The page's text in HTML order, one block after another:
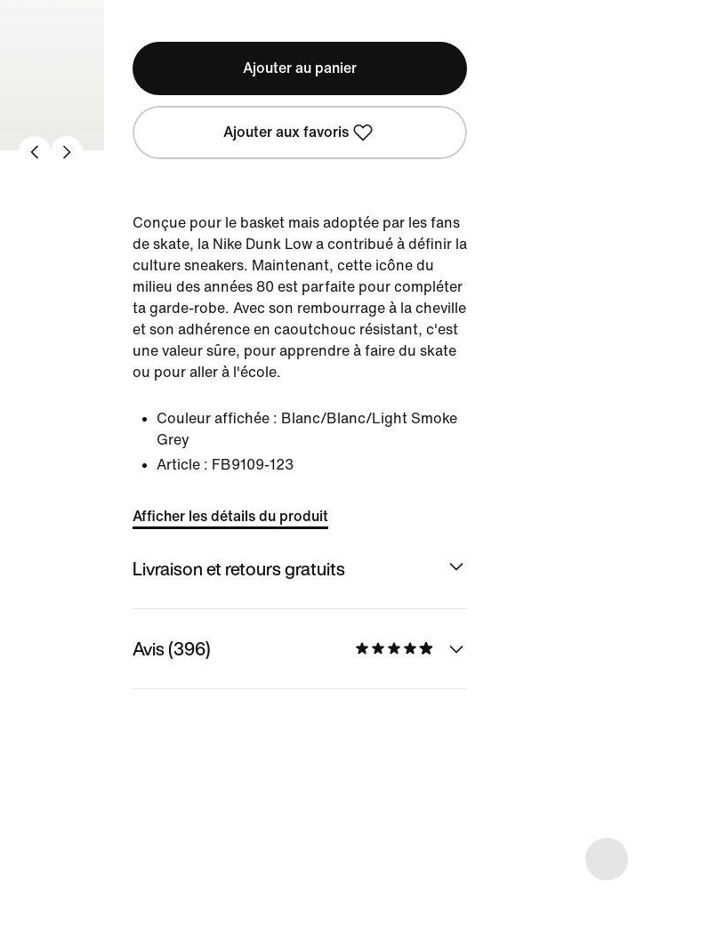
Ajouter au panier
Ajouter aux favoris
Conçue pour le basket mais adoptée par les fans
de skate, la Nike Dunk Low a contribué à définir la
culture sneakers. Maintenant, cette icône du
milieu des années 80 est parfaite pour compléter
ta garde-robe. Avec son rembourrage à la cheville
et son adhérence en caoutchouc résistant, c'est
une valeur sûre, pour apprendre à faire du skate
ou pour aller à l'école.
Couleur affichée : Blanc/Blanc/Light Smoke
Grey
Article : FB9109-123
Afficher les détails du produit
Livraison et retours gratuits
Avis (396)